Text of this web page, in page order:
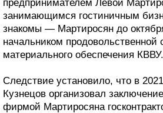
предпринимателем Левой
занимающимся гостиничным
знакомы — Мартиросян до
начальником продовольственной
материального обеспечения КВВУ.
Следствие установило, что в
Кузнецов организовал
фирмой Мартиросяна